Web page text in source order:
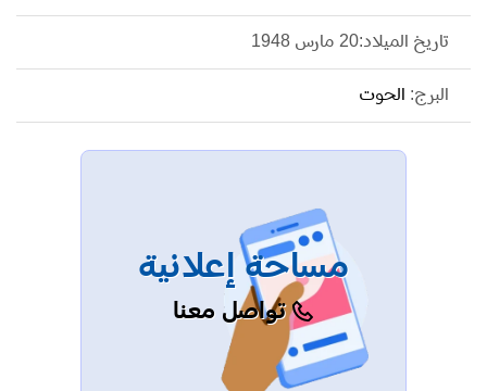
تاريخ الميلاد:20 مارس 1948
البرج: الحوت
مساحة إعلانية
تواصل معنا